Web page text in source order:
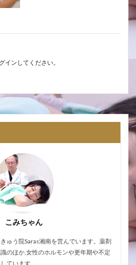
イン してください。
こみちゃん
ゅう院Saras湘南を営んでいます。薬剤
のほか,女性のホルモンや更年期や不定
ています。